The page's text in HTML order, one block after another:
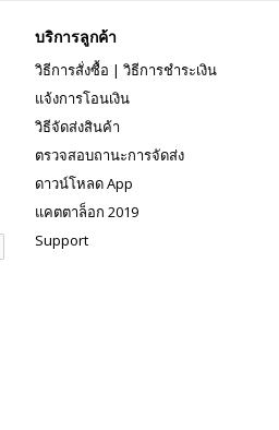
บริการลูกค้า
วิธีการสั่งซื้อ | วิธีการชำระเงิน
แจ้งการโอนเงิน
วิธีจัดส่งสินค้า
ตรวจสอบถานะการจัดส่ง
ดาวน์โหลด App
แคตตาล็อก 2019
Support